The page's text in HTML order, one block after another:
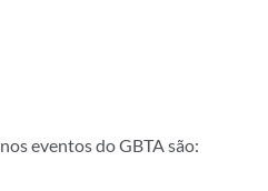
nos eventos do GBTA são: